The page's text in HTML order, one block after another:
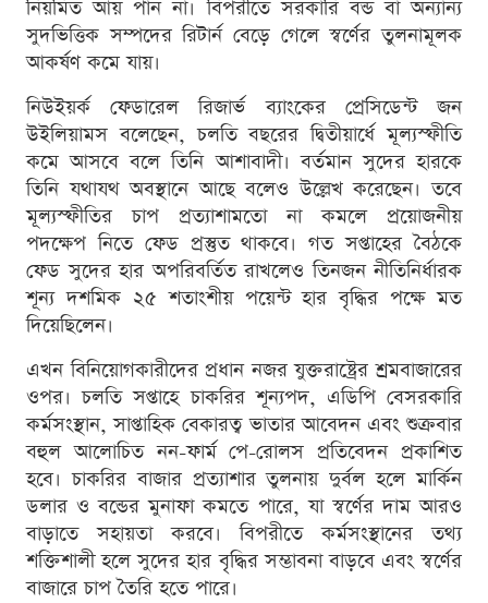
নিয়মিত আয় পান না। বিপরীতে সরকারি বন্ড বা অন্যান্য
সুদভিত্তিক সম্পদের রিটার্ন বেড়ে গেলে স্বর্ণের তুলনামূলক
আকর্ষণ কমে যায়।
নিউইয়র্ক ফেডারেল রিজার্ভ ব্যাংকের প্রেসিডেন্ট জন
উইলিয়ামস বলেছেন, চলতি বছরের দ্বিতীয়ার্ধে মূল্যস্ফীতি
কমে আসবে বলে তিনি আশাবাদী। বর্তমান সুদের হারকে
তিনি যথাযথ অবস্থানে আছে বলেও উল্লেখ করেছেন। তবে
মূল্যস্ফীতির চাপ প্রত্যাশামতো না কমলে প্রয়োজনীয়
পদক্ষেপ নিতে ফেড প্রস্তুত থাকবে। গত সপ্তাহের বৈঠকে
ফেড সুদের হার অপরিবর্তিত রাখলেও তিনজন নীতিনির্ধারক
শূন্য দশমিক ২৫ শতাংশীয় পয়েন্ট হার বৃদ্ধির পক্ষে মত
দিয়েছিলেন।
এখন বিনিয়োগকারীদের প্রধান নজর যুক্তরাষ্ট্রের শ্রমবাজারের
ওপর। চলতি সপ্তাহে চাকরির শূন্যপদ, এডিপি বেসরকারি
কর্মসংস্থান, সাপ্তাহিক বেকারত্ব ভাতার আবেদন এবং শুক্রবার
বহুল আলোচিত নন-ফার্ম পে-রোলস প্রতিবেদন প্রকাশিত
হবে। চাকরির বাজার প্রত্যাশার তুলনায় দুর্বল হলে মার্কিন
ডলার ও বন্ডের মুনাফা কমতে পারে, যা স্বর্ণের দাম আরও
বাড়াতে সহায়তা করবে। বিপরীতে কর্মসংস্থানের তথ্য
শক্তিশালী হলে সুদের হার বৃদ্ধির সম্ভাবনা বাড়বে এবং স্বর্ণের
বাজারে চাপ তৈরি হতে পারে।